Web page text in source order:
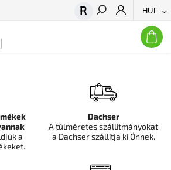
HUF
Keresés
a
Dachser
A túlméretes szállítmányokat
a Dachser szállítja ki Önnek.